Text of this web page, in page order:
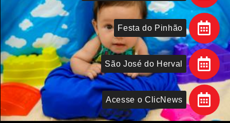
Acesse o ClicNews
São José do Herval
Festa do Pinhão